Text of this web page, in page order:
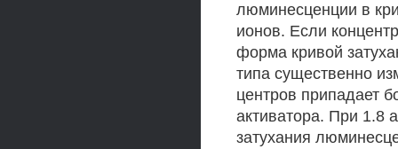
люминесценции в
ионов. Если
форма кривой
типа существенно
центров припадает
активатора. При 1.8
затухания